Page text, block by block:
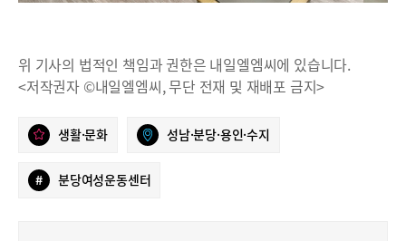
위 기사의 법적인 책임과 권한은 내일엘엠씨에 있습니다.
<저작권자 ©내일엘엠씨, 무단 전재 및 재배포 금지>
생활·문화 성남·분당·용인·수지
# 분당여성운동센터